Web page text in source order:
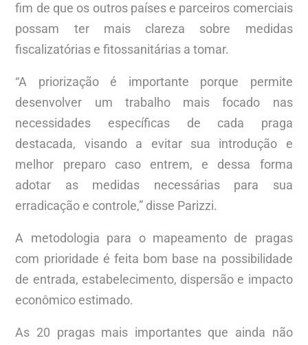
fim de que os outros países e parceiros comerciais
possam ter mais clareza sobre medidas
fiscalizatórias e fitossanitárias a tomar.
“A priorização é importante porque permite
desenvolver um trabalho mais focado nas
necessidades específicas de cada praga
destacada, visando a evitar sua introdução e
melhor preparo caso entrem, e dessa forma
adotar as medidas necessárias para sua
erradicação e controle,” disse Parizzi.
A metodologia para o mapeamento de pragas
com prioridade é feita bom base na possibilidade
de entrada, estabelecimento, dispersão e impacto
econômico estimado.
As 20 pragas mais importantes que ainda não